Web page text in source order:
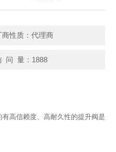
商性质：代理商
问 量：1888
高信赖度、高耐久性的提升阀是